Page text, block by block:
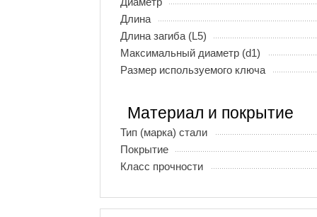
Длина
Длина загиба (L5)
Максимальный диаметр (d1)
Размер используемого ключа
Материал и покрытие
Тип (марка) стали
Покрытие
Класс прочности